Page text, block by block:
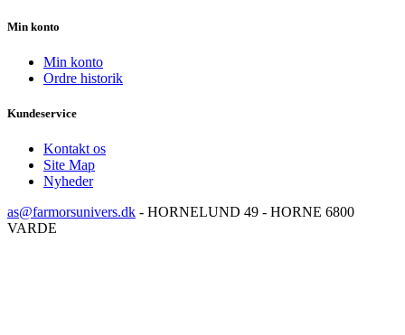
Min konto
Min konto
Ordre historik
Kundeservice
Kontakt os
Site Map
Nyheder
as@farmorsunivers.dk - HORNELUND 49 - HORNE 6800
VARDE